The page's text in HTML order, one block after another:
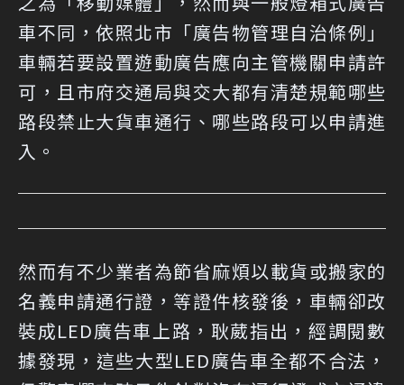
車不同，依照北市「廣告物管理自治條例」
車輛若要設置遊動廣告應向主管機關申請許
可，且市府交通局與交大都有清楚規範哪些
路段禁止大貨車通行、哪些路段可以申請進
入。
然而有不少業者為節省麻煩以載貨或搬家的
名義申請通行證，等證件核發後，車輛卻改
裝成LED廣告車上路，耿葳指出，經調閱數
據發現，這些大型LED廣告車全都不合法，